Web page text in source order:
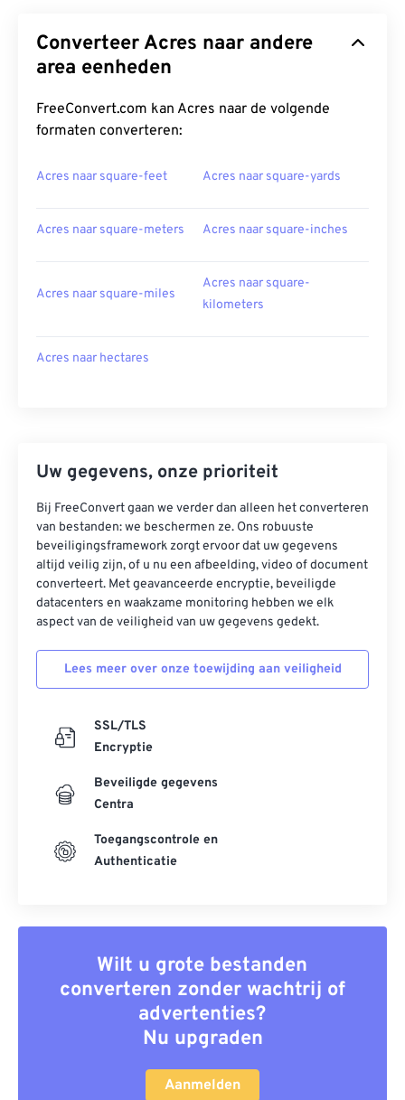
Converteer Acres naar andere
area eenheden
FreeConvert.com kan Acres naar de volgende
formaten converteren:
Acres naar square-feet Acres naar square-yards
Acres naar square-meters Acres naar square-inches
Acres naar square-miles
Acres naar square-
kilometers
Acres naar hectares
Uw gegevens, onze prioriteit
Bij FreeConvert gaan we verder dan alleen het converteren
van bestanden: we beschermen ze. Ons robuuste
beveiligingsframework zorgt ervoor dat uw gegevens
altijd veilig zijn, of u nu een afbeelding, video of document
converteert. Met geavanceerde encryptie, beveiligde
datacenters en waakzame monitoring hebben we elk
aspect van de veiligheid van uw gegevens gedekt.
Lees meer over onze toewijding aan veiligheid
SSL/TLS
Encryptie
Beveiligde gegevens
Centra
Toegangscontrole en
Authenticatie
Wilt u grote bestanden
converteren zonder wachtrij of
advertenties?
Nu upgraden
Aanmelden